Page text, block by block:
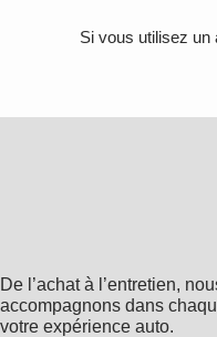
Si vous utilisez un
De l’achat à l’entretien,
accompagnons dans
votre expérience auto.